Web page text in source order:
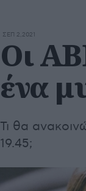
ΣΕΠ 2,2021
Οι
ένα
Τι θα
19.45;